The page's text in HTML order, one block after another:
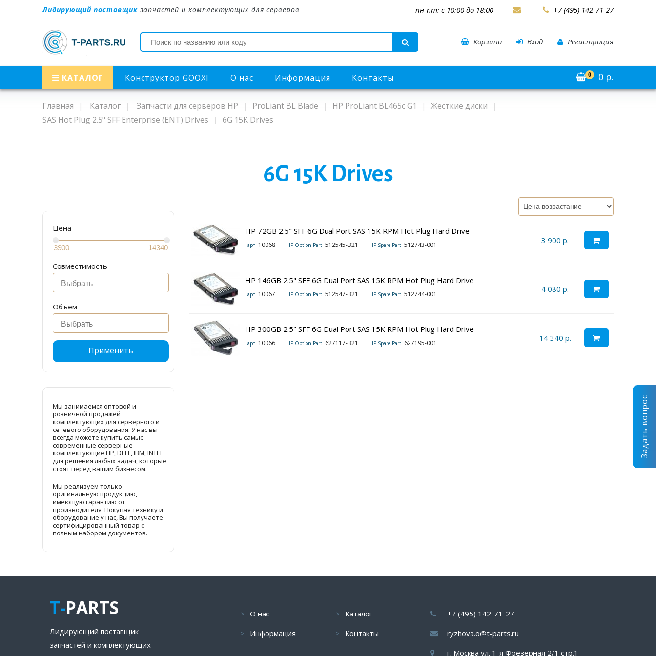
Лидирующий поставщик запчастей и комплектующих для серверов пн-пт: с 10:00 до 18:00 +7 (495) 142-71-27
Корзина Вход Регистрация
КАТАЛОГ Конструктор GOOXI О нас Информация Контакты 0 0 р.
Главная Каталог Запчасти для серверов HP ProLiant BL Blade HP ProLiant BL465c G1
Жесткие диски
SAS Hot Plug 2.5" SFF Enterprise (ENT) Drives
6G 15K Drives
6G 15K Drives
Цена
Совместимость
Объем
Применить
Мы занимаемся оптовой и
розничной продажей
комплектующих для серверного и
сетевого оборудования. У нас вы
всегда можете купить самые
современные серверные
комплектующие HP, DELL, IBM, INTEL
для решения любых задач, которые
стоят перед вашим бизнесом.
Мы реализуем только
оригинальную продукцию,
имеющую гарантию от
производителя. Покупая технику и
оборудование у нас, Вы получаете
сертифицированный товар с
полным набором документов.
HP 72GB 2.5" SFF 6G Dual Port SAS 15K RPM Hot Plug Hard Drive
арт. 10068 HP Option Part: 512545-B21 HP Spare Part: 512743-001 3 900 р.
HP 146GB 2.5" SFF 6G Dual Port SAS 15K RPM Hot Plug Hard Drive
арт. 10067 HP Option Part: 512547-B21 HP Spare Part: 512744-001
4 080 р.
HP 300GB 2.5" SFF 6G Dual Port SAS 15K RPM Hot Plug Hard Drive
арт. 10066 HP Option Part: 627117-B21 HP Spare Part: 627195-001
14 340 р.
T-PARTS
Лидирующий поставщик
запчастей и комплектующих
О нас
Информация
Каталог
Контакты
+7 (495) 142-71-27
ryzhova.o@t-parts.ru
г. Москва ул. 1-я Фрезерная 2/1 стр.1
Задать вопрос